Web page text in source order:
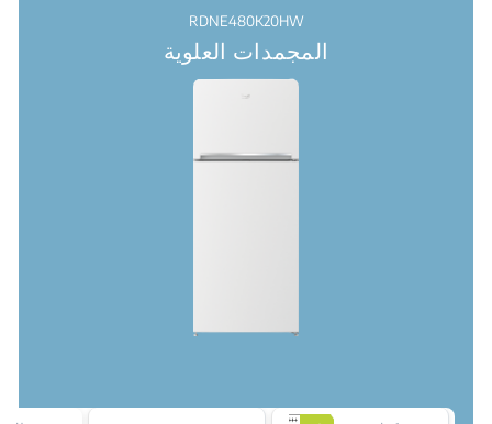
RDNE480K20HW
المجمدات العلوية